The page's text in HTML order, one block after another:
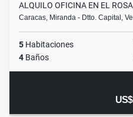
ALQUILO OFICINA EN EL
Caracas, Miranda - Dtto. Capital,
5 Habitaciones
4 Baños